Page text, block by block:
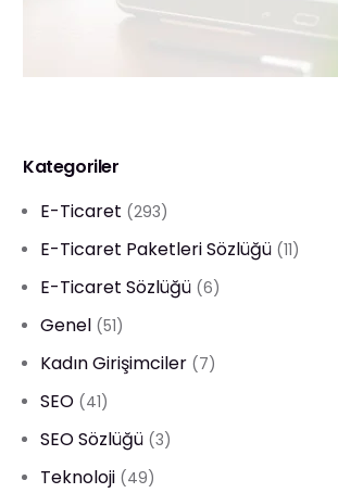
Kategoriler
E-Ticaret (293)
E-Ticaret Paketleri Sözlüğü (11)
E-Ticaret Sözlüğü (6)
Genel (51)
Kadın Girişimciler (7)
SEO (41)
SEO Sözlüğü (3)
Teknoloji (49)